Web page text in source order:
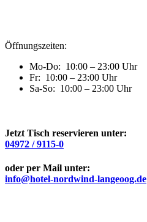
Öffnungszeiten:
Mo-Do: 10:00 – 23:00 Uhr
Fr: 10:00 – 23:00 Uhr
Sa-So: 10:00 – 23:00 Uhr
Jetzt Tisch reservieren unter:
04972 / 9115-0
oder per Mail unter:
info@hotel-nordwind-langeoog.de